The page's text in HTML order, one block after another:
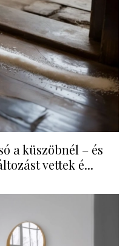
a küszöbnél – és
vettek é...